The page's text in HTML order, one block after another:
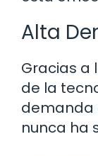
Alta
Gracias a
de la
demanda
nunca ha